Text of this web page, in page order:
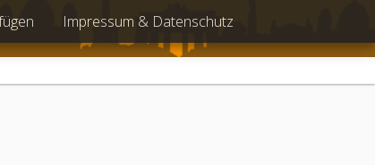
Impressum & Datenschutz